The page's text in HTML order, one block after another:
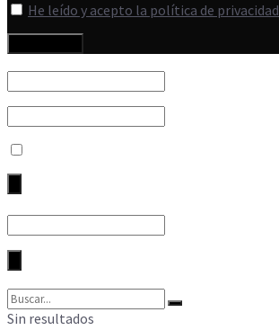
He leído y acepto la política de privacidad
Sin resultados